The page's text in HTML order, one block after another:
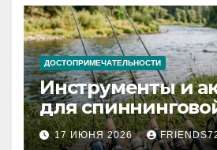
ДОСТОПРИМЕЧАТЕЛЬНОСТИ
Инструменты и
для
рыбалки:
17 ИЮНЯ 2026